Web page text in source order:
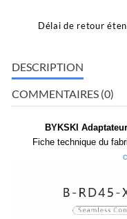
Délai de retour
DESCRIPTION
COMMENTAIRES (0)
BYKSKI
Fiche technique du